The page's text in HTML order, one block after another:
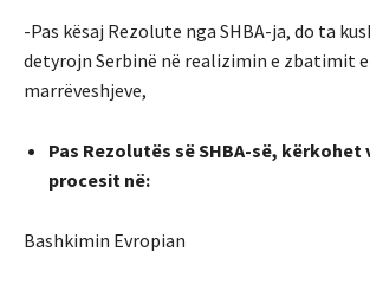
-Pas kësaj Rezolute nga SHBA-ja, do ta
detyrojn Serbinë në realizimin e zbatimit
marrëveshjeve,
Pas Rezolutës së SHBA-së, kërkohet
procesit në:
Bashkimin Evropian